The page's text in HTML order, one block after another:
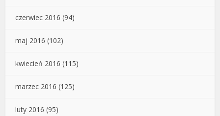
czerwiec 2016 (94)
maj 2016 (102)
kwiecień 2016 (115)
marzec 2016 (125)
luty 2016 (95)